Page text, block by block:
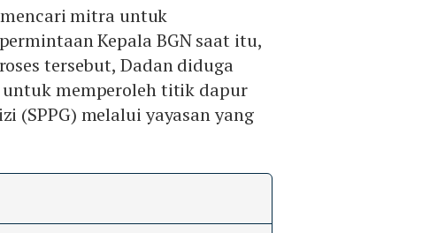
mitra untuk
Kepala BGN saat itu,
tersebut, Dadan diduga
untuk memperoleh titik dapur
(SPPG) melalui yayasan yang